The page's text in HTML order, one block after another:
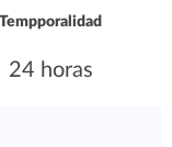
Tempporalidad
24 horas